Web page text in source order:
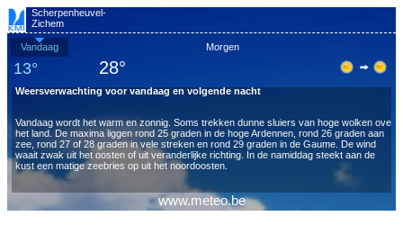
Scherpenheuvel-
Zichem
Vandaag Morgen
13° 28°
Weersverwachting voor vandaag en volgende nacht
Vandaag wordt het warm en zonnig. Soms trekken dunne sluiers van hoge wolken over
het land. De maxima liggen rond 25 graden in de hoge Ardennen, rond 26 graden aan
zee, rond 27 of 28 graden in vele streken en rond 29 graden in de Gaume. De wind
waait zwak uit het oosten of uit veranderlijke richting. In de namiddag steekt aan de
kust een matige zeebries op uit het noordoosten.
Vanavond en vannacht is het helder of licht bewolkt met nog steeds wat hoge
www.meteo.be